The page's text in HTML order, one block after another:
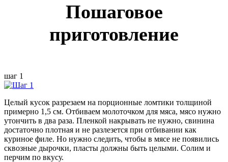
Пошаговое
приготовление
шаг 1
Целый кусок разрезаем на порционные ломтики толщиной
примерно 1,5 см. Отбиваем молоточком для мяса, мясо нужно
утончить в два раза. Пленкой накрывать не нужно, свинина
достаточно плотная и не разлезется при отбивании как
куриное филе. Но нужно следить, чтобы в мясе не появились
сквозные дырочки, пласты должны быть целыми. Солим и
перчим по вкусу.